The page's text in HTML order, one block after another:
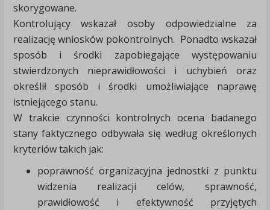
skorygowane.
Kontrolujący wskazał osoby odpowiedzialne za
realizację wniosków pokontrolnych. Ponadto wskazał
sposób i środki zapobiegające występowaniu
stwierdzonych nieprawidłowości i uchybień oraz
określił sposób i środki umożliwiające naprawę
istniejącego stanu.
W trakcie czynności kontrolnych ocena badanego
stany faktycznego odbywała się według określonych
kryteriów takich jak:
poprawność organizacyjna jednostki z punktu
widzenia realizacji celów, sprawność,
prawidłowość i efektywność przyjętych